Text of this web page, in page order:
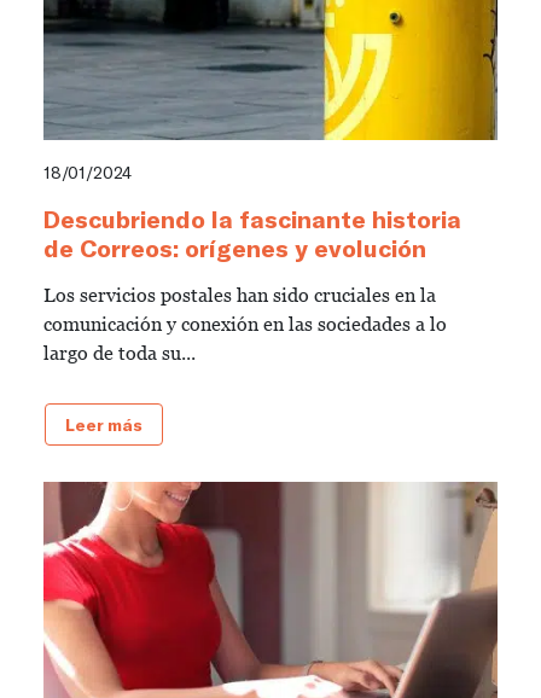
18/01/2024
Descubriendo la fascinante historia
de Correos: orígenes y evolución
Los servicios postales han sido cruciales en la
comunicación y conexión en las sociedades a lo
largo de toda su...
Leer más